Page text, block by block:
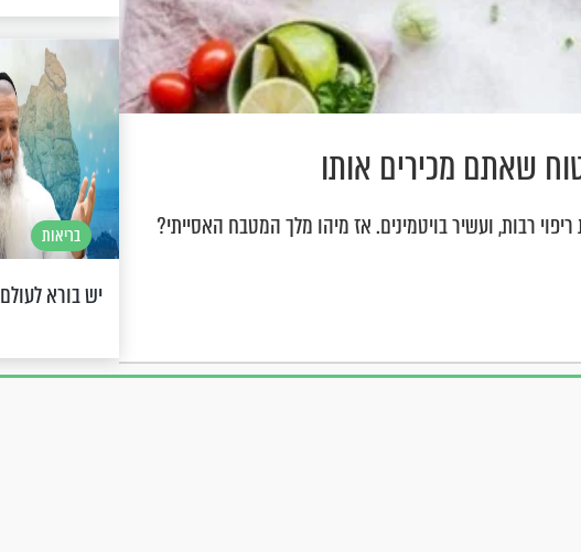
שאתם מכירים אותו
רבות, ועשיר בויטמינים. אז מיהו מלך המטבח האסייתי?
בריאות
יש בורא לעולם